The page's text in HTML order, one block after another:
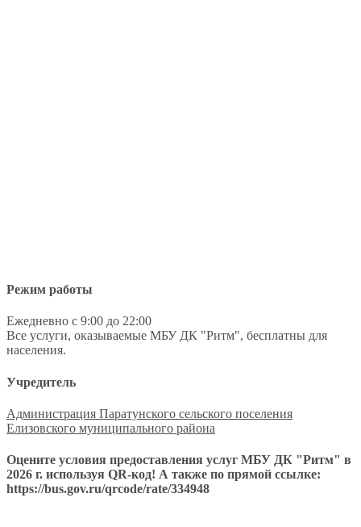
Режим работы
Ежедневно с 9:00 до 22:00
Все услуги, оказываемые МБУ ДК "Ритм", бесплатны для
населения.
Учредитель
Администрация Паратунского сельского поселения
Елизовского муниципального района
Оцените условия предоставления услуг МБУ ДК "Ритм" в
2026 г. используя QR-код! А также по прямой ссылке:
https://bus.gov.ru/qrcode/rate/334948